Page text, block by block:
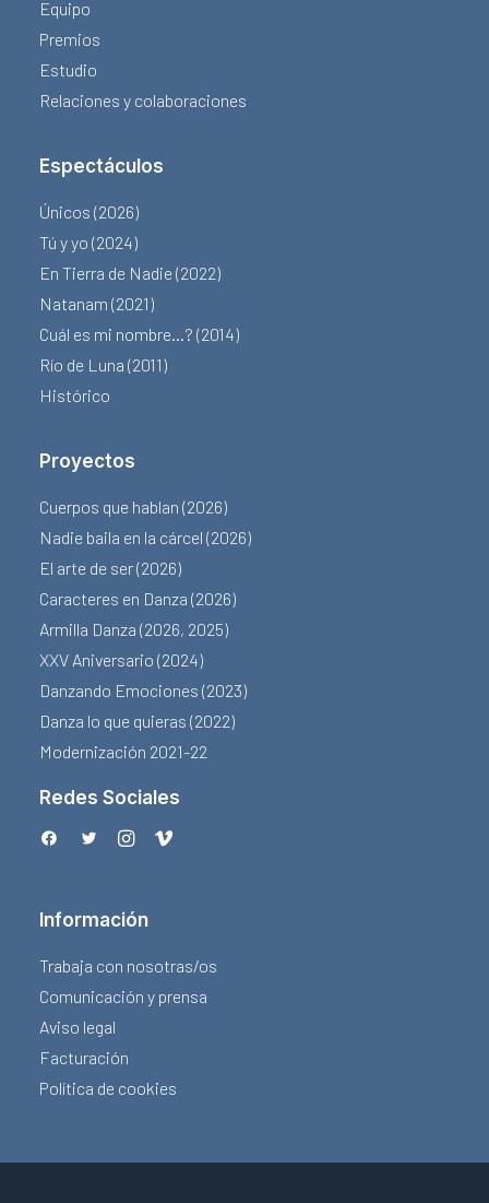
Equipo
Premios
Estudio
Relaciones y colaboraciones
Espectáculos
Únicos (2026)
Tú y yo (2024)
En Tierra de Nadie (2022)
Natanam (2021)
Cuál es mi nombre…? (2014)
Río de Luna (2011)
Histórico
Proyectos
Cuerpos que hablan (2026)
Nadie baila en la cárcel (2026)
El arte de ser (2026)
Caracteres en Danza (2026)
Armilla Danza (2026, 2025)
XXV Aniversario (2024)
Danzando Emociones (2023)
Danza lo que quieras (2022)
Modernización 2021-22
Redes Sociales
Información
Trabaja con nosotras/os
Comunicación y prensa
Aviso legal
Facturación
Política de cookies